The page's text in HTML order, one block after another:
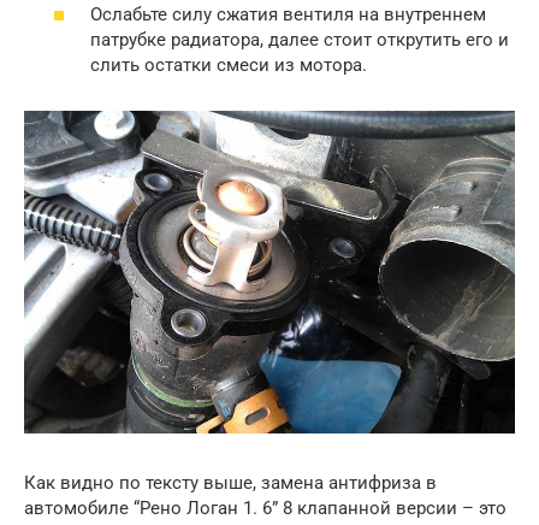
Ослабьте силу сжатия вентиля на внутреннем
патрубке радиатора, далее стоит открутить его и
слить остатки смеси из мотора.
Как видно по тексту выше, замена антифриза в
автомобиле “Рено Логан 1. 6” 8 клапанной версии – это